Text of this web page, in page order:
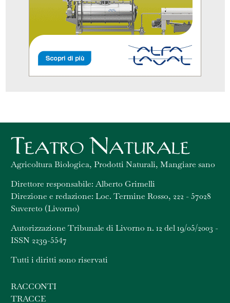
Agricoltura Biologica, Prodotti Naturali, Mangiare sano
Direttore responsabile: Alberto Grimelli
Direzione e redazione: Loc. Termine Rosso, 222 - 57028
Suvereto (Livorno)
Autorizzazione Tribunale di Livorno n. 12 del 19/05/2003 -
ISSN 2239-5547
Tutti i diritti sono riservati
RACCONTI
TRACCE